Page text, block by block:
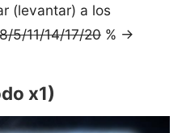
(levantar) a los
5/11/14/17/20 % ->
x1)